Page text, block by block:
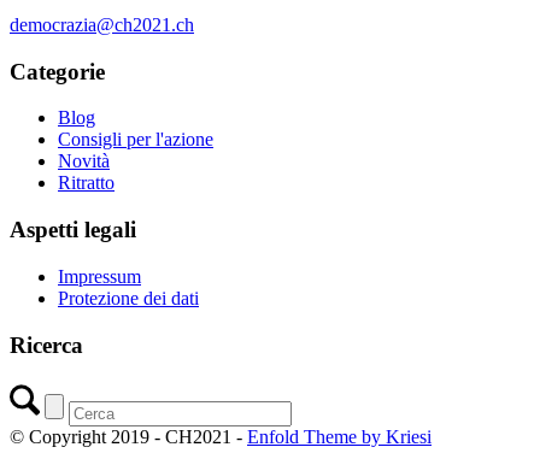
democrazia@ch2021.ch
Categorie
Blog
Consigli per l'azione
Novità
Ritratto
Aspetti legali
Impressum
Protezione dei dati
Ricerca
© Copyright 2019 - CH2021 - Enfold Theme by Kriesi